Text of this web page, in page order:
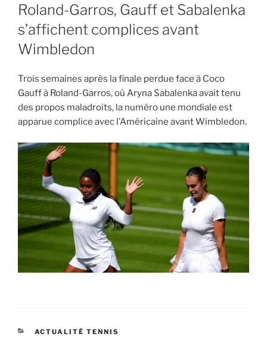
Roland-Garros, Gauff et Sabalenka
s’affichent complices avant
Wimbledon
Trois semaines après la finale perdue face à Coco
Gauff à Roland-Garros, où Aryna Sabalenka avait tenu
des propos maladroits, la numéro une mondiale est
apparue complice avec l’Américaine avant Wimbledon.
CATEGORIES
ACTUALITÉ TENNIS